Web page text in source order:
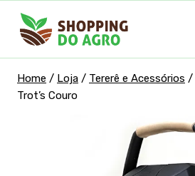
para
Home / Loja / Tererê e Acessórios /
Trot’s Couro